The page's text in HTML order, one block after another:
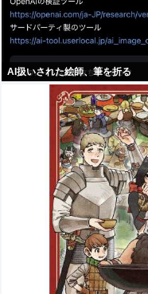
AI扱いされた絵師、筆を折る